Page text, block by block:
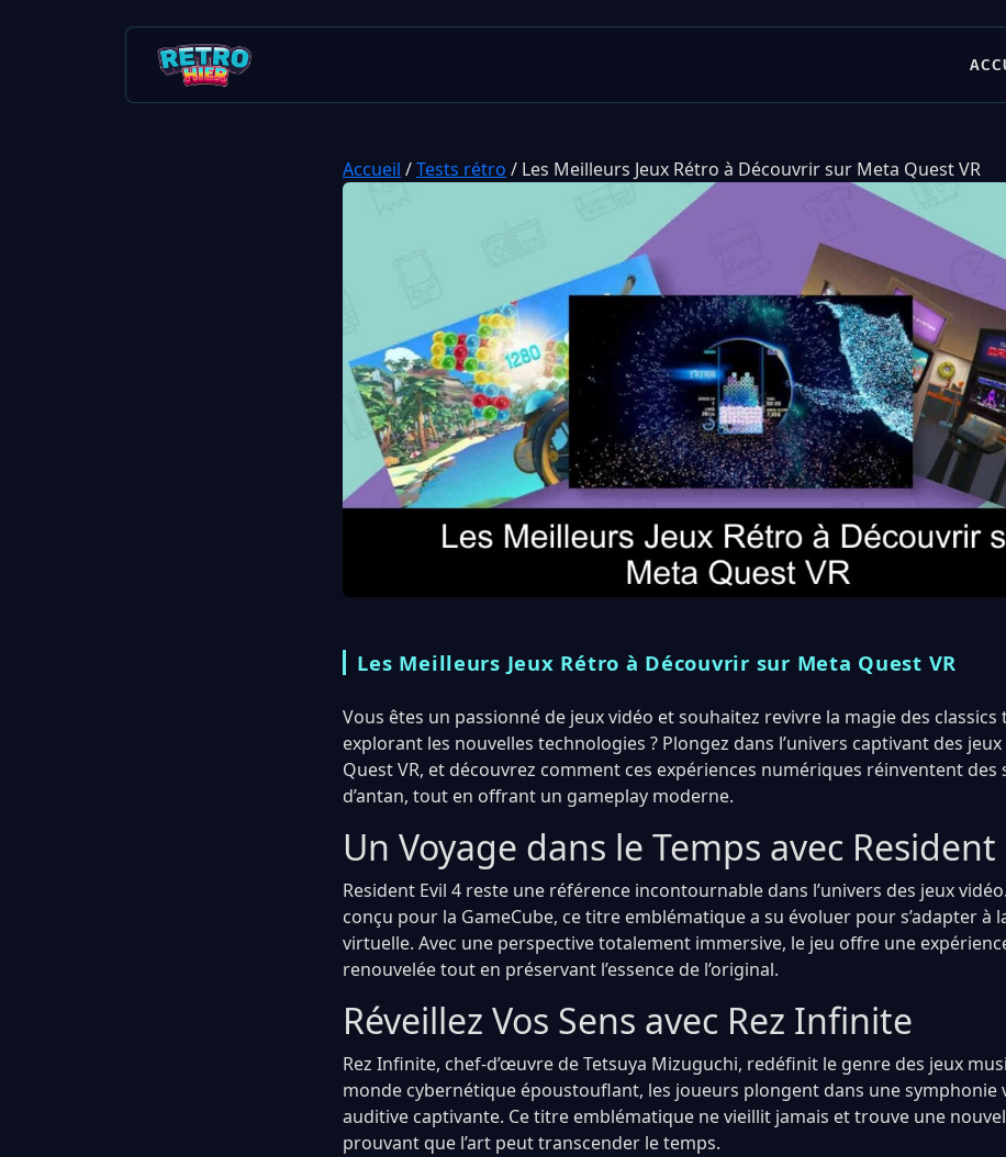
Accueil /Tests rétro / Les Meilleurs Jeux Rétro à Découvrir sur Meta Quest VR
Les Meilleurs Jeux Rétro à Découvrir sur Meta Quest VR
Vous êtes un passionné de jeux vidéo et souhaitez revivre la magie des classics
explorant les nouvelles technologies ? Plongez dans l’univers captivant des
Quest VR, et découvrez comment ces expériences numériques réinventent des
d’antan, tout en offrant un gameplay moderne.
Un Voyage dans le Temps avec Resident
Resident Evil 4 reste une référence incontournable dans l’univers des jeux
conçu pour la GameCube, ce titre emblématique a su évoluer pour s’adapter à
virtuelle. Avec une perspective totalement immersive, le jeu offre une
renouvelée tout en préservant l’essence de l’original.
Réveillez Vos Sens avec Rez Infinite
Rez Infinite, chef-d’œuvre de Tetsuya Mizuguchi, redéfinit le genre des jeux
monde cybernétique époustouflant, les joueurs plongent dans une symphonie
auditive captivante. Ce titre emblématique ne vieillit jamais et trouve une
prouvant que l’art peut transcender le temps.